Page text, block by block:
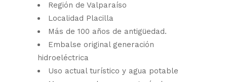
Región de Valparaíso
Localidad Placilla
Más de 100 años de antigüedad.
Embalse original generación
hidroeléctrica
Uso actual turístico y agua potable